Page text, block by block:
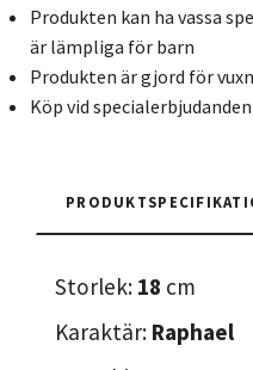
Produkten kan ha vassa
är lämpliga för barn
Produkten är gjord för
Köp vid
Storlek: 18 cm
Karaktär: Raphael